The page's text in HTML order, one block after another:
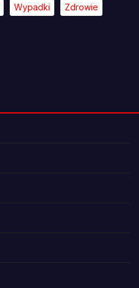
Wypadki Zdrowie